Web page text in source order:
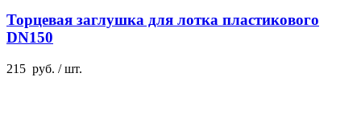
Торцевая заглушка для лотка пластикового
DN150
215 руб. / шт.